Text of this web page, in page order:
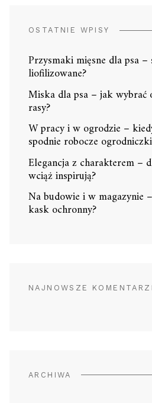
OSTATNIE WPISY
Przysmaki mięsne dla psa –
liofilizowane?
Miska dla psa – jak wybrać
rasy?
W pracy i w ogrodzie –
spodnie robocze
Elegancja z charakterem –
wciąż inspirują?
Na budowie i w magazynie
kask ochronny?
NAJNOWSZE
ARCHIWA